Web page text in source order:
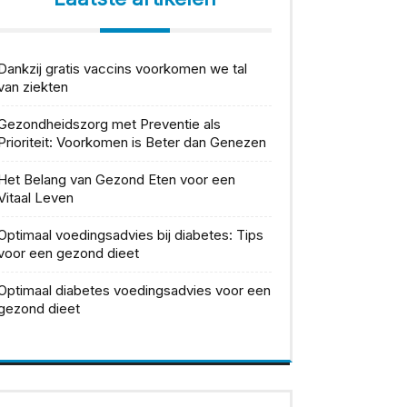
gratis vaccins voorkomen we tal
ziekten
met Preventie als
Voorkomen is Beter dan Genezen
Belang van Gezond Eten voor een
Leven
voedingsadvies bij diabetes: Tips
een gezond dieet
diabetes voedingsadvies voor een
dieet